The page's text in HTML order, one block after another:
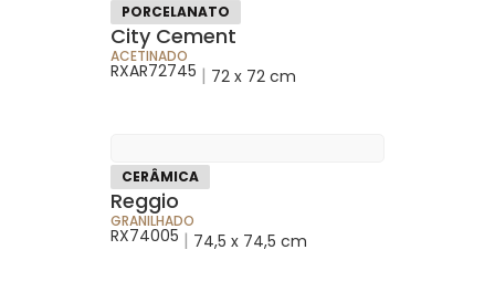
PORCELANATO
City Cement
ACETINADO
RXAR72745 | 72 x 72 cm
CERÂMICA
Reggio
GRANILHADO
RX74005 | 74,5 x 74,5 cm